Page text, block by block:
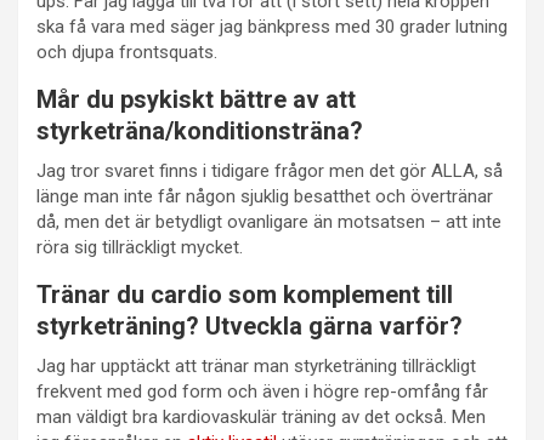
ska få vara med säger jag bänkpress med 30 grader lutning
och djupa frontsquats.
Mår du psykiskt bättre av att
styrketräna/konditionsträna?
Jag tror svaret finns i tidigare frågor men det gör ALLA, så
länge man inte får någon sjuklig besatthet och övertränar
då, men det är betydligt ovanligare än motsatsen – att inte
röra sig tillräckligt mycket.
Tränar du cardio som komplement till
styrketräning? Utveckla gärna varför?
Jag har upptäckt att tränar man styrketräning tillräckligt
frekvent med god form och även i högre rep-omfång får
man väldigt bra kardiovaskulär träning av det också. Men